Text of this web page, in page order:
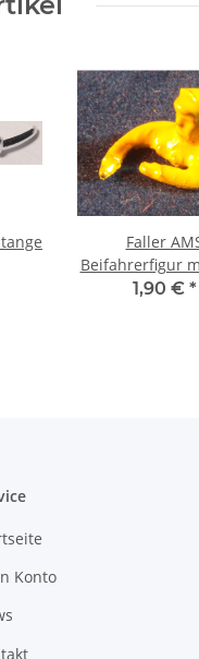
Faller
Beifahrerfigur
Repro gelb
1,90 € *
Konto